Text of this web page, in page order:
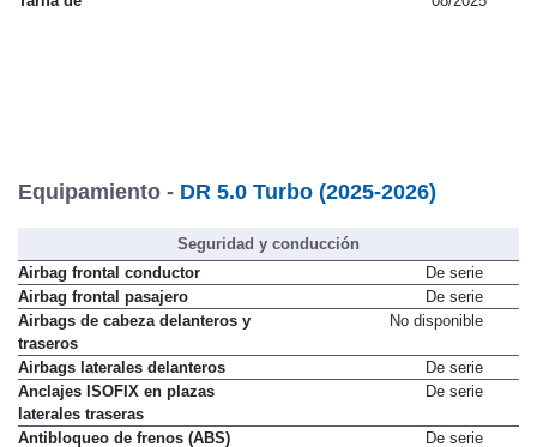
Equipamiento - DR 5.0 Turbo (2025-2026)
Seguridad y conducción
Airbag frontal conductor
De serie
Airbag frontal pasajero
De serie
Airbags de cabeza delanteros y
traseros
Airbags laterales delanteros
De serie
Anclajes ISOFIX en plazas
laterales traseras